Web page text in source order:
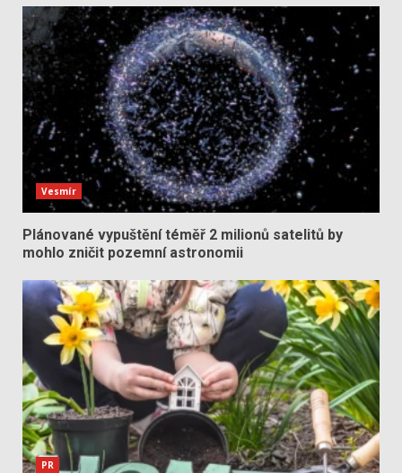
Vesmír
Plánované vypuštění téměř 2 milionů satelitů by
mohlo zničit pozemní astronomii
PR